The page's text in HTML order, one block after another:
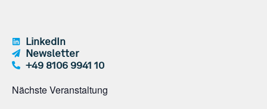
LinkedIn
Newsletter
+49 8106 9941 10
Nächste Veranstaltung